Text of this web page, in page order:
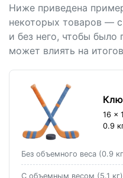
Ниже приведена
некоторых товаров —
и без него, чтобы было
может влиять на
16 ×
0.9
Без объемного веса (0.9
С объемным весом (5.1 кг)